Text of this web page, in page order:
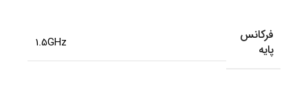
فرکانس
پایه
1.5GHz